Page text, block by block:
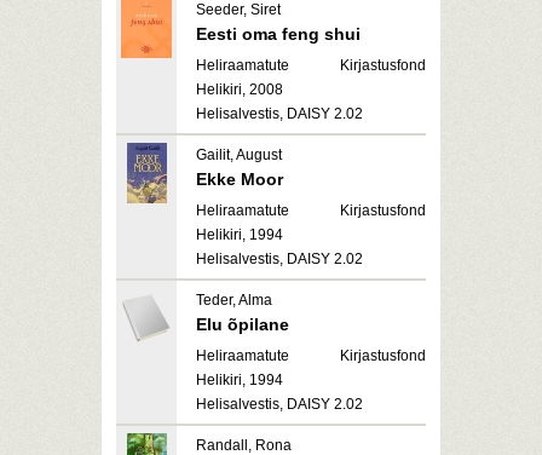
Seeder, Siret
Eesti oma feng shui
Heliraamatute Kirjastusfond
Helikiri, 2008
Helisalvestis, DAISY 2.02
Gailit, August
Ekke Moor
Heliraamatute Kirjastusfond
Helikiri, 1994
Helisalvestis, DAISY 2.02
Teder, Alma
Elu õpilane
Heliraamatute Kirjastusfond
Helikiri, 1994
Helisalvestis, DAISY 2.02
Randall, Rona